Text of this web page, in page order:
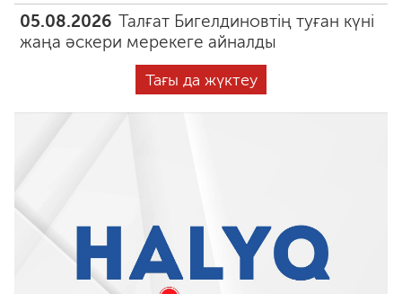
05.08.2026 Талғат Бигелдиновтің туған күні
жаңа әскери мерекеге айналды
Тағы да жүктеу